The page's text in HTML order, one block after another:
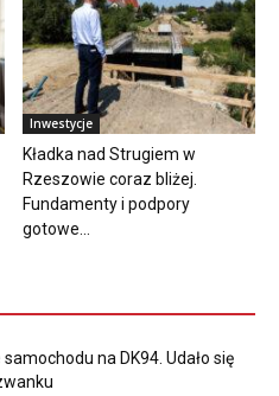
Inwestycje
Kładka nad Strugiem w
Rzeszowie coraz bliżej.
Fundamenty i podpory
gotowe...
na DK94. Udało się